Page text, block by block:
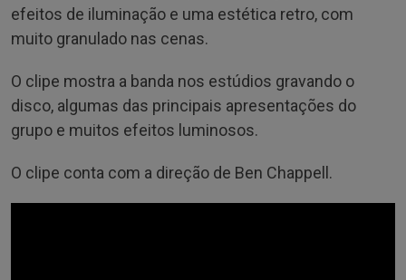
efeitos de iluminação e uma estética retro, com
muito granulado nas cenas.
O clipe mostra a banda nos estúdios gravando o
disco, algumas das principais apresentações do
grupo e muitos efeitos luminosos.
O clipe conta com a direção de Ben Chappell.